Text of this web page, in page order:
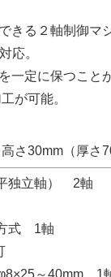
きる２軸制御マ
応。
一定に保つこと
が可能。
さ30mm（厚さ
独立軸） 2軸
式 1軸
～40mm 1